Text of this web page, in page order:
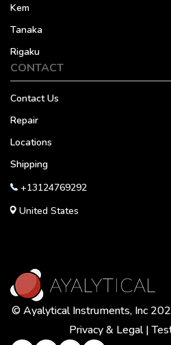
Kem
Tanaka
Rigaku
CONTACT
Contact Us
Repair
Locations
Shipping
+13124769292
United States
© Ayalytical Instruments, Inc
Privacy & Legal|